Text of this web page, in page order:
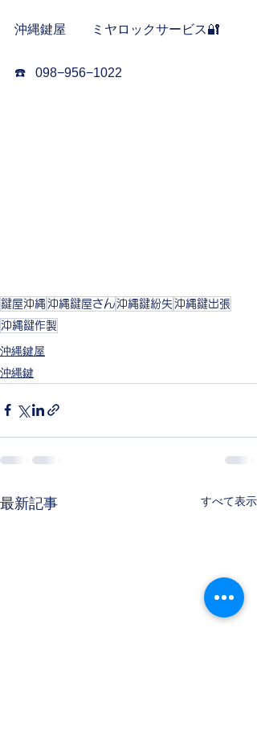
沖縄鍵屋　　ミヤロックサービス🔐
☎️   098−956−1022
鍵屋沖縄 沖縄鍵屋さん沖縄鍵紛失 沖縄鍵出張
沖縄鍵作製
沖縄鍵屋
沖縄鍵
最新記事 すべて表示